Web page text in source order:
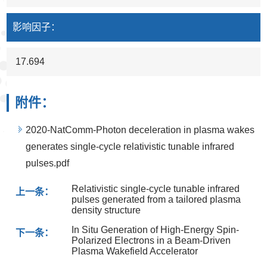
影响因子：
17.694
附件：
2020-NatComm-Photon deceleration in plasma wakes
generates single-cycle relativistic tunable infrared
pulses.pdf
上一条：
Relativistic single-cycle tunable infrared
pulses generated from a tailored plasma
density structure
下一条：
In Situ Generation of High-Energy Spin-
Polarized Electrons in a Beam-Driven
Plasma Wakefield Accelerator